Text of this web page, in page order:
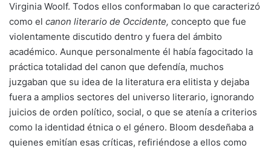
Virginia Woolf. Todos ellos conformaban lo que caracterizó
como el canon literario de Occidente, concepto que fue
violentamente discutido dentro y fuera del ámbito
académico. Aunque personalmente él había fagocitado la
práctica totalidad del canon que defendía, muchos
juzgaban que su idea de la literatura era elitista y dejaba
fuera a amplios sectores del universo literario, ignorando
juicios de orden político, social, o que se atenía a criterios
como la identidad étnica o el género. Bloom desdeñaba a
quienes emitían esas críticas, refiriéndose a ellos como